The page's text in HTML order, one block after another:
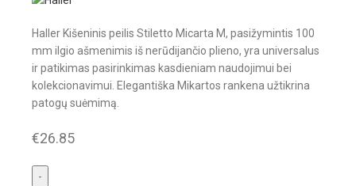
Haller Kišeninis peilis Stiletto Micarta M, pasižymintis 100
mm ilgio ašmenimis iš nerūdijančio plieno, yra universalus
ir patikimas pasirinkimas kasdieniam naudojimui bei
kolekcionavimui. Elegantiška Mikartos rankena užtikrina
patogų suėmimą.
€26.85